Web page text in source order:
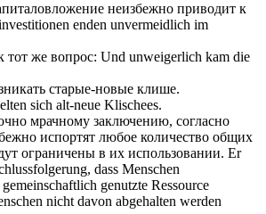
неизбежно приводит к
enden unvermeidlich im
тот же вопрос: Und unweigerlich kam die
старые-новые клише.
sich alt-neue Klischees.
мрачному заключению, согласно
испортят любое количество общих
ограничены в их использовании. Er
dass Menschen
genutzte Ressource
nicht davon abgehalten werden